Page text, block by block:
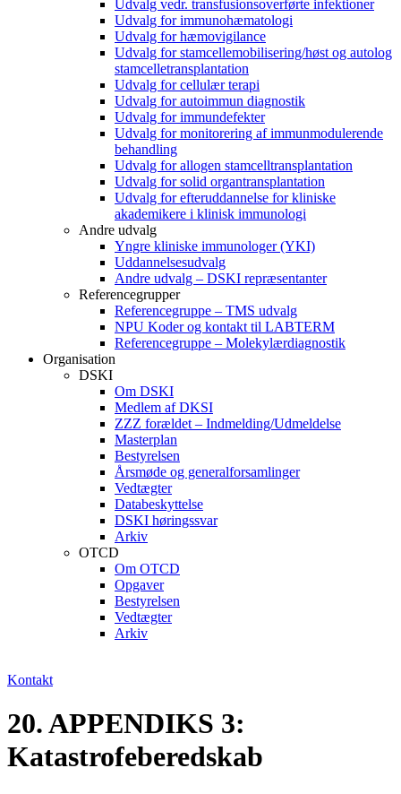
Udvalg vedr. transfusionsoverførte infektioner
Udvalg for immunohæmatologi
Udvalg for hæmovigilance
Udvalg for stamcellemobilisering/høst og autolog
stamcelletransplantation
Udvalg for cellulær terapi
Udvalg for autoimmun diagnostik
Udvalg for immundefekter
Udvalg for monitorering af immunmodulerende
behandling
Udvalg for allogen stamcelltransplantation
Udvalg for solid organtransplantation
Udvalg for efteruddannelse for kliniske
akademikere i klinisk immunologi
Andre udvalg
Yngre kliniske immunologer (YKI)
Uddannelsesudvalg
Andre udvalg – DSKI repræsentanter
Referencegrupper
Referencegruppe – TMS udvalg
NPU Koder og kontakt til LABTERM
Referencegruppe – Molekylærdiagnostik
Organisation
DSKI
Om DSKI
Medlem af DKSI
ZZZ forældet – Indmelding/Udmeldelse
Masterplan
Bestyrelsen
Årsmøde og generalforsamlinger
Vedtægter
Databeskyttelse
DSKI høringssvar
Arkiv
OTCD
Om OTCD
Opgaver
Bestyrelsen
Vedtægter
Arkiv
Kontakt
20. APPENDIKS 3:
Katastrofeberedskab